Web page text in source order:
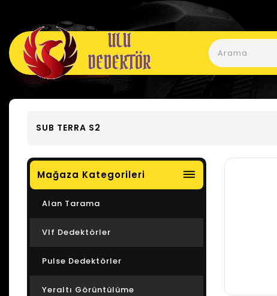
SUB TERRA S2
dehaze
Mağaza Kategorileri
Alan Tarama
Vlf Dedektörler
Pulse Dedektörler
Yeraltı Görüntülüme